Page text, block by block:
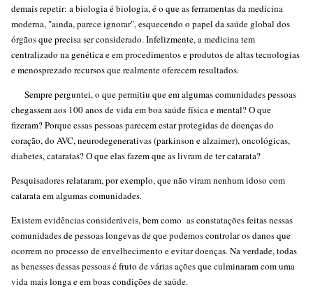
demais repetir: a biologia é biologia, é o que as ferramentas da medicina
moderna, "ainda, parece ignorar", esquecendo o papel da saúde global dos
órgãos que precisa ser considerado. Infelizmente, a medicina tem
centralizado na genética e em procedimentos e produtos de altas tecnologias
e menosprezado recursos que realmente oferecem resultados.
Sempre perguntei, o que permitiu que em algumas comunidades pessoas
chegassem aos 100 anos de vida em boa saúde física e mental? O que
fizeram? Porque essas pessoas parecem estar protegidas de doenças do
coração, do AVC, neurodegenerativas (parkinson e alzaimer), oncológicas,
diabetes, cataratas? O que elas fazem que as livram de ter catarata?
Pesquisadores relataram, por exemplo, que não viram nenhum idoso com
catarata em algumas comunidades.
Existem evidências consideráveis, bem como ​​as constatações feitas nessas
comunidades de pessoas longevas de que podemos controlar os danos que
ocorrem no processo de envelhecimento e evitar doenças. Na verdade, todas
as benesses dessas pessoas é fruto de várias ações que culminaram com uma
vida mais longa e em boas condições de saúde.